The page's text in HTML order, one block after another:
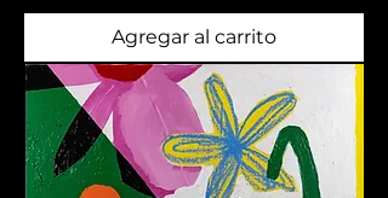
Agregar al carrito